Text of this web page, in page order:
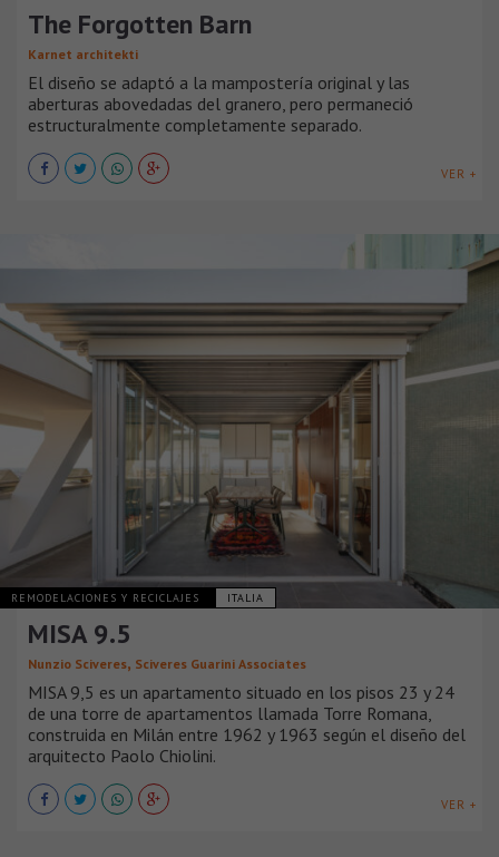
The Forgotten Barn
Karnet architekti
El diseño se adaptó a la mampostería original y las
aberturas abovedadas del granero, pero permaneció
estructuralmente completamente separado.
VER +
REMODELACIONES Y RECICLAJES ITALIA
MISA 9.5
Nunzio Sciveres, Sciveres Guarini Associates
MISA 9,5 es un apartamento situado en los pisos 23 y 24
de una torre de apartamentos llamada Torre Romana,
construida en Milán entre 1962 y 1963 según el diseño del
arquitecto Paolo Chiolini.
VER +